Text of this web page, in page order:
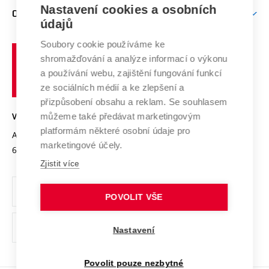
E-přihláška
Doktorské studium
Podpora podnikání
Mezinárodní vědecká rada
Systém zajišťování kvality výzkumu
Výzkumné infrastruktury
Transfer znalostí
Open Science
Projekty
Projekty ze strukturálních fondů
Specifický výzkum
Firemní spolupráce
Zahraniční spolupráce
Spolupráce se školami
Mezinárodní dohody
Univerzitní sítě
O UNIVERZITĚ
Profil univerzity
Udržitelná univerzita
Podnikavá univerzita / ContriBUTe
Bezpečná univerzita
Vyznamenání
Organizační struktura
Ochrana osobních údajů
odkaz)
učení
technické
Brně
VYSOKÉ UČENÍ TECHNICKÉ V BRNĚ
Antonínská 548/1
602 00 Brno
www.vut.cz
vut@vutbr.cz
Nastavení cookies a osobních
údajů
Soubory cookie používáme ke
shromažďování a analýze informací o výkonu
a používání webu, zajištění fungování funkcí
ze sociálních médií a ke zlepšení a
přizpůsobení obsahu a reklam. Se souhlasem
můžeme také předávat marketingovým
platformám některé osobní údaje pro
marketingové účely.
Zjistit více
POVOLIT VŠE
Nastavení
Povolit pouze nezbytné